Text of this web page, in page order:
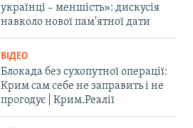
українці – меншість»: дискусія
навколо нової пам'ятної дати
ВІДЕО
Блокада без сухопутної операції:
Крим сам себе не заправить і не
прогодує | Крим.Реалії